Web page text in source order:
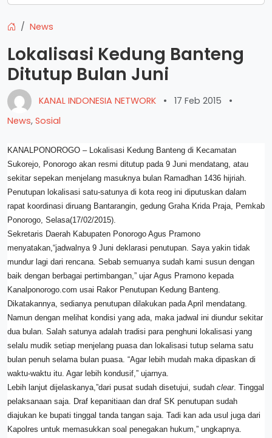
News
Lokalisasi Kedung Banteng
Ditutup Bulan Juni
KANAL INDONESIA NETWORK • 17 Feb 2015
•
News, Sosial
KANALPONOROGO – Lokalisasi Kedung Banteng di Kecamatan
Sukorejo, Ponorogo akan resmi ditutup pada 9 Juni mendatang, atau
sekitar sepekan menjelang masuknya bulan Ramadhan 1436 hijriah.
Penutupan lokalisasi satu-satunya di kota reog ini diputuskan dalam
rapat koordinasi diruang Bantarangin, gedung Graha Krida Praja, Pemkab
Ponorogo, Selasa(17/02/2015).
Sekretaris Daerah Kabupaten Ponorogo Agus Pramono
menyatakan,“jadwalnya 9 Juni deklarasi penutupan. Saya yakin tidak
mundur lagi dari rencana. Sebab semuanya sudah kami susun dengan
baik dengan berbagai pertimbangan,” ujar Agus Pramono kepada
Kanalponorogo.com usai Rakor Penutupan Kedung Banteng.
Dikatakannya, sedianya penutupan dilakukan pada April mendatang.
Namun dengan melihat kondisi yang ada, maka jadwal ini diundur sekitar
dua bulan. Salah satunya adalah tradisi para penghuni lokalisasi yang
selalu mudik setiap menjelang puasa dan lokalisasi tutup selama satu
bulan penuh selama bulan puasa. “Agar lebih mudah maka dipaskan di
waktu-waktu itu. Agar lebih kondusif,” ujarnya.
Lebih lanjut dijelaskanya,”dari pusat sudah disetujui, sudah clear. Tinggal
pelaksanaan saja. Draf kepanitiaan dan draf SK penutupan sudah
diajukan ke bupati tinggal tanda tangan saja. Tadi kan ada usul juga dari
Kapolres untuk memasukkan soal penegakan hukum,” ungkapnya.